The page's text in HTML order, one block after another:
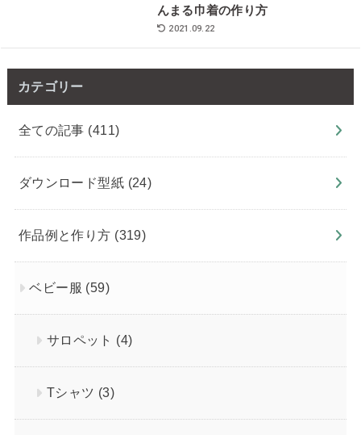
んまる巾着の作り方
2021.09.22
カテゴリー
全ての記事 (411)
ダウンロード型紙 (24)
作品例と作り方 (319)
ベビー服 (59)
サロペット (4)
Tシャツ (3)